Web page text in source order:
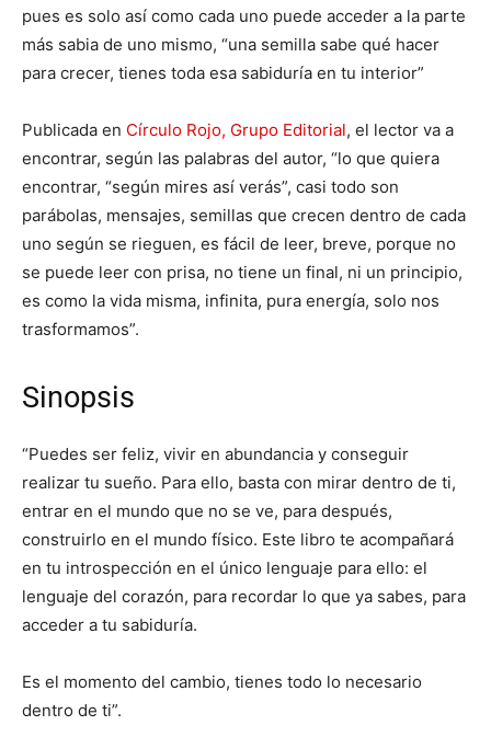
pues es solo así como cada uno puede acceder a la parte
más sabia de uno mismo, “una semilla sabe qué hacer
para crecer, tienes toda esa sabiduría en tu interior”
Publicada en Círculo Rojo, Grupo Editorial, el lector va a
encontrar, según las palabras del autor, “lo que quiera
encontrar, “según mires así verás”, casi todo son
parábolas, mensajes, semillas que crecen dentro de cada
uno según se rieguen, es fácil de leer, breve, porque no
se puede leer con prisa, no tiene un final, ni un principio,
es como la vida misma, infinita, pura energía, solo nos
trasformamos”.
Sinopsis
“Puedes ser feliz, vivir en abundancia y conseguir
realizar tu sueño. Para ello, basta con mirar dentro de ti,
entrar en el mundo que no se ve, para después,
construirlo en el mundo físico. Este libro te acompañará
en tu introspección en el único lenguaje para ello: el
lenguaje del corazón, para recordar lo que ya sabes, para
acceder a tu sabiduría.
Es el momento del cambio, tienes todo lo necesario
dentro de ti”.